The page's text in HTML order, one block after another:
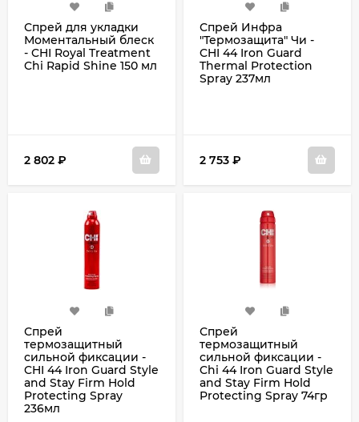
Спрей для укладки
Моментальный блеск
- CHI Royal Treatment
Chi Rapid Shine 150 мл
2 802 ₽
Спрей Инфра
"Термозащита" Чи -
CHI 44 Iron Guard
Thermal Protection
Spray 237мл
2 753 ₽
Спрей
термозащитный
сильной фиксации -
CHI 44 Iron Guard Style
and Stay Firm Hold
Protecting Spray
236мл
Спрей
термозащитный
сильной фиксации -
Chi 44 Iron Guard Style
and Stay Firm Hold
Protecting Spray 74гр